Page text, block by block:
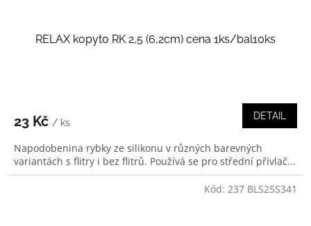
RELAX kopyto RK 2,5 (6,2cm) cena 1ks/bal10ks
23 Kč / ks
DETAIL
Napodobenina rybky ze silikonu v různých barevných
variantách s flitry i bez flitrů. Používá se pro střední přívlač...
Kód: 237 BLS25S341